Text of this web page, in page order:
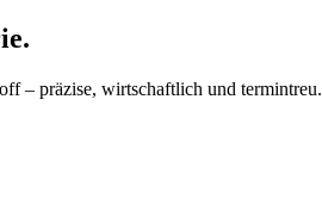
– präzise, wirtschaftlich und termintreu.